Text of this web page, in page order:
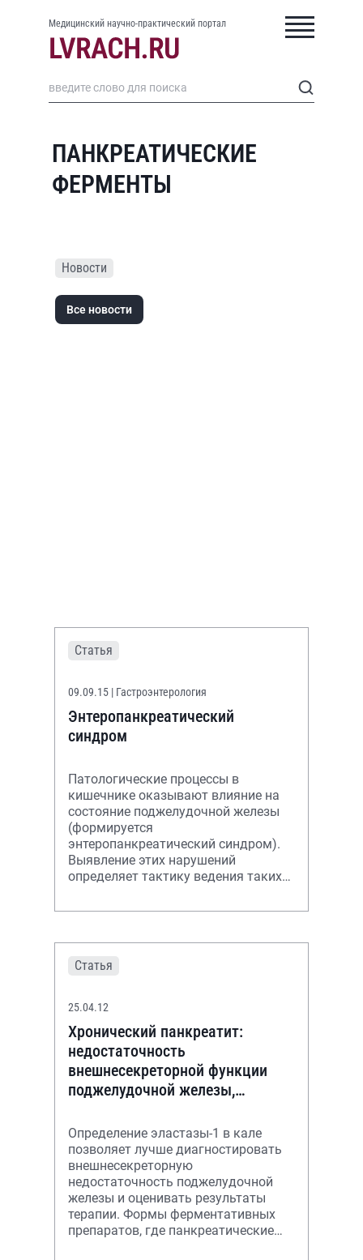
Медицинский научно-практический портал
ПАНКРЕАТИЧЕСКИЕ
ФЕРМЕНТЫ
Новости
Все новости
Статья
09.09.15 | Гастроэнтерология
Энтеропанкреатический
синдром
Патологические процессы в
кишечнике оказывают влияние на
состояние поджелудочной железы
(формируется
энтеропанкреатический синдром).
Выявление этих нарушений
определяет тактику ведения таких
высокоактивных препаратов
Статья
25.04.12
Хронический панкреатит:
недостаточность
внешнесекреторной функции
поджелудочной железы,
пищеварения и заместительная
терапия панк
Определение эластазы-1 в кале
позволяет лучше диагностировать
внешнесекреторную
недостаточность поджелудочной
железы и оценивать результаты
терапии. Формы ферментативных
препаратов, где панкреатические